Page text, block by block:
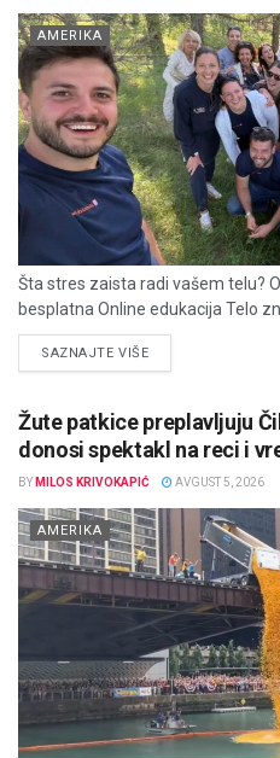
AMERIKA
Šta stres zaista radi vašem telu?
besplatna Online edukacija Telo
SAZNAJTE VIŠEDETAILS
Žute patkice preplavljuju
donosi spektakl na reci i
BY MILOS KRIVOKAPIĆ AVGUST 5, 2026
AMERIKA